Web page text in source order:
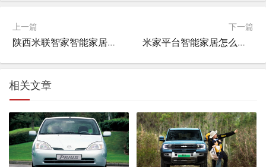
上一篇
陕西米联智家智能家居有限公司,如何加盟小米智能家居？
下一篇
米家平台智能家居怎么用不了,米家智能家居说明书？
相关文章